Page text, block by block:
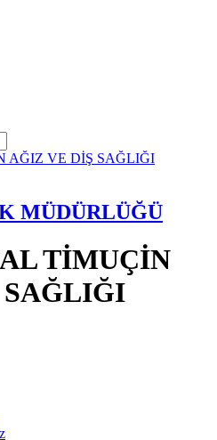
MÜDÜRLÜĞÜ
TİMUÇİN